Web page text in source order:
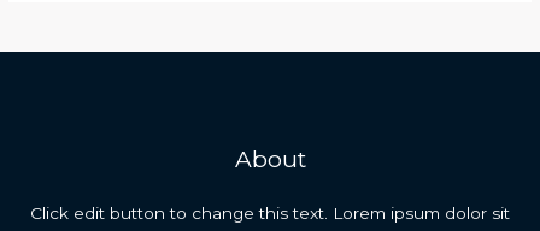
About
Click edit button to change this text. Lorem ipsum dolor sit